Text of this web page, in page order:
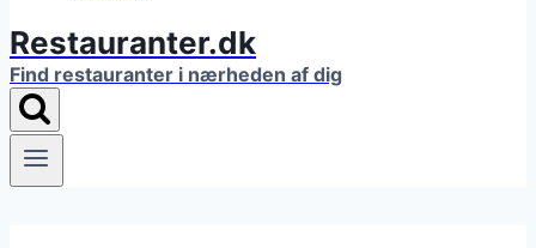
Restauranter.dk
Find restauranter i nærheden af dig